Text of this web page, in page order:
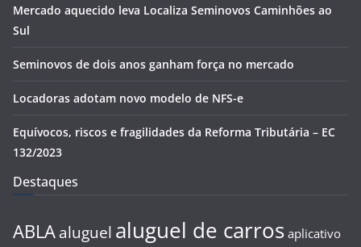
Mercado aquecido leva Localiza Seminovos Caminhões ao
Sul
Seminovos de dois anos ganham força no mercado
Locadoras adotam novo modelo de NFS-e
Equívocos, riscos e fragilidades da Reforma Tributária – EC
132/2023
Destaques
ABLA aluguel aluguel de carros aplicativo